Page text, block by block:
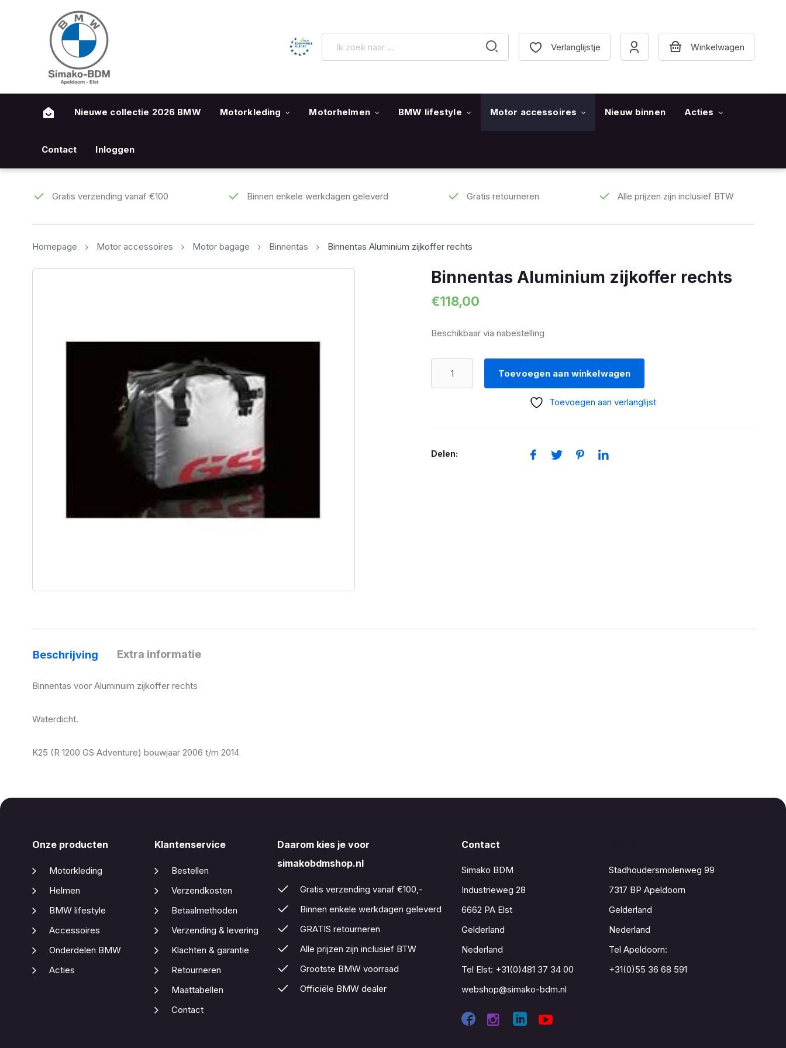
Verlanglijstje
Nieuwe collectie 2026 BMW Motorkleding Motorhelmen BMW lifestyle Motor accessoires Nieuw binnen Acties
Contact Inloggen
Gratis verzending vanaf €100 Binnen enkele werkdagen geleverd Gratis retourneren Alle prijzen zijn inclusief BTW
Homepage Motor accessoires Motor bagage Binnentas Binnentas Aluminium zijkoffer rechts
Binnentas Aluminium zijkoffer rechts
€118,00
Beschikbaar via nabestelling
Toevoegen aan winkelwagen
Toevoegen aan verlanglijst
Delen:
Beschrijving Extra informatie
Binnentas voor Aluminuim zijkoffer rechts
Waterdicht.
K25 (R 1200 GS Adventure) bouwjaar 2006 t/m 2014
Onze producten
Motorkleding
Helmen
BMW lifestyle
Accessoires
Onderdelen BMW
Acties
Klantenservice
Bestellen
Verzendkosten
Betaalmethoden
Verzending & levering
Klachten & garantie
Retourneren
Maattabellen
Contact
Daarom kies je voor
simakobdmshop.nl
Gratis verzending vanaf €100,-
Binnen enkele werkdagen geleverd
GRATIS retourneren
Alle prijzen zijn inclusief BTW
Grootste BMW voorraad
Officiële BMW dealer
Contact
Simako BDM
Industrieweg 28
6662 PA Elst
Gelderland
Nederland
Tel Elst: +31(0)481 37 34 00
webshop@simako-bdm.nl
Stadhoudersmolenweg 99
7317 BP Apeldoorn
Gelderland
Nederland
Tel Apeldoorn:
+31(0)55 36 68 591